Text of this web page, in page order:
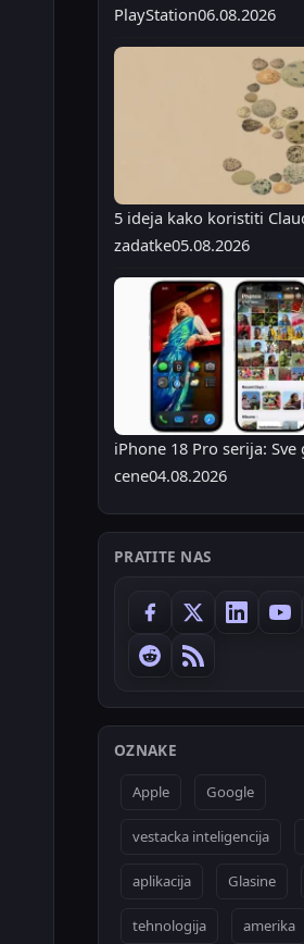
PlayStation06.08.2026
5 ideja kako koristiti
zadatke05.08.2026
iPhone 18 Pro serija: Sve
cene04.08.2026
PRATITE NAS
OZNAKE
Apple Google
vestacka inteligencija
aplikacija Glasine
tehnologija amerika